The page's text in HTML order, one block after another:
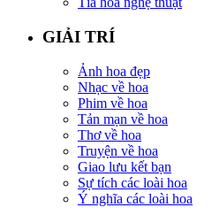
GIẢI TRÍ
Ảnh hoa đẹp
Nhạc về hoa
Phim về hoa
Tản mạn về hoa
Thơ về hoa
Truyện về hoa
Giao lưu kết bạn
Sự tích các loài hoa
Ý nghĩa các loài hoa